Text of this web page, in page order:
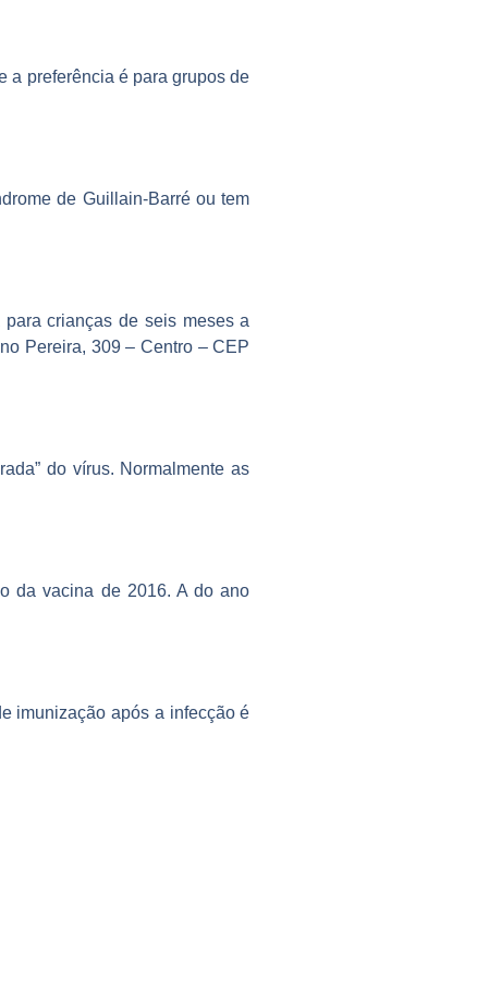
a preferência é para grupos de
de Guillain-Barré ou tem
crianças de seis meses a
Pereira, 309 – Centro – CEP
do vírus. Normalmente as
da vacina de 2016. A do ano
imunização após a infecção é